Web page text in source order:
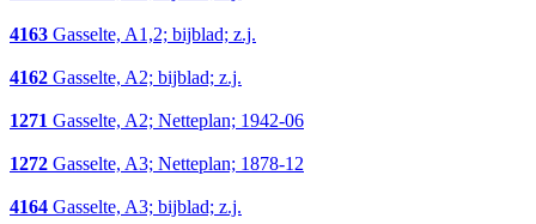
4163 Gasselte, A1,2; bijblad; z.j.
4162 Gasselte, A2; bijblad; z.j.
1271 Gasselte, A2; Netteplan; 1942-06
1272 Gasselte, A3; Netteplan; 1878-12
4164 Gasselte, A3; bijblad; z.j.